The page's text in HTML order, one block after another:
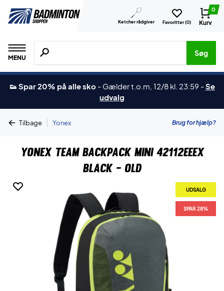
Ketcher rådgiver Favoritter (0)
0
Kurv
MENU
Søg efter produkter, mærker etc.
Søg
👟 Spar 20% på alle sko - Gælder t.o.m, 12/8 kl. 23:59 -Se
udvalg
Tilbage | Yonex Brug for hjælp?
Yonex Team Backpack Mini 42112EEEX
Black - OLD
UDSALG
SPAR 28%